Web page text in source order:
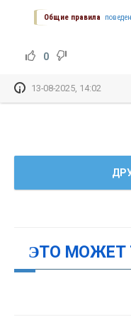
Общие правила
0
13-08-2025, 14:02
ЭТО